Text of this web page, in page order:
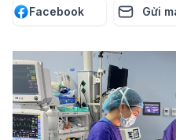
Facebook Gửi